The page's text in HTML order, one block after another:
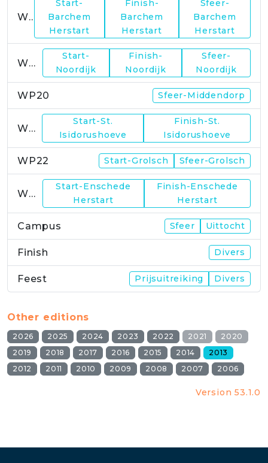
WP17
Start-
Barchem
Herstart
Finish-
Barchem
Herstart
Sfeer-
Barchem
Herstart
WP19
Start-
Noordijk
Finish-
Noordijk
Sfeer-
Noordijk
WP20 Sfeer-Middendorp
WP21
Start-St.
Isidorushoeve
Finish-St.
Isidorushoeve
WP22 Start-Grolsch Sfeer-Grolsch
WP23
Start-Enschede
Herstart
Finish-Enschede
Herstart
Campus Sfeer Uittocht
Finish Divers
Feest Prijsuitreiking Divers
Other editions
2026 2025 2024 2023 2022 2021
2020
2019
2018 2017 2016 2015 2014
2013
2012
2011 2010 2009 2008 2007 2006
Version 53.1.0